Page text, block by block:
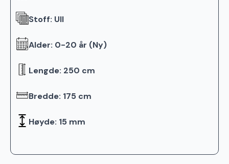
Stoff: Ull
Alder: 0-20 år (Ny)
Lengde: 250 cm
Bredde: 175 cm
Høyde: 15 mm